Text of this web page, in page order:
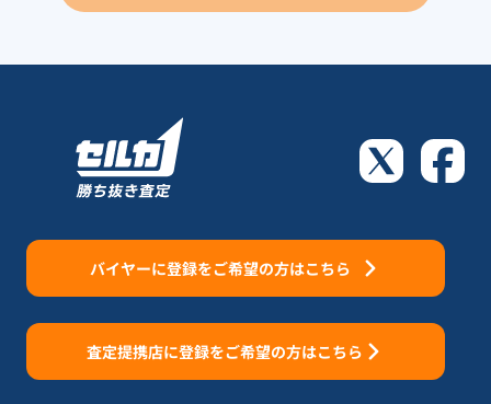
バイヤーに登録をご希望の方はこちら
査定提携店に登録をご希望の方はこちら